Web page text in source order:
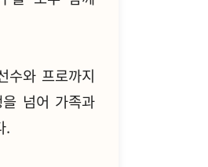
수와 프로까지
넘어 가족과
.